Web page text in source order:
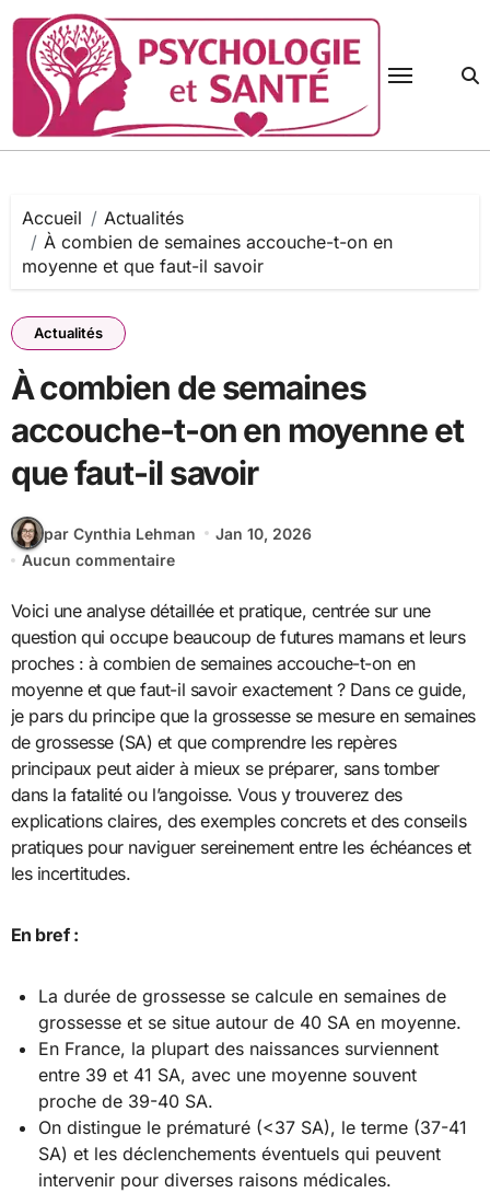
contenu
Accueil
Actualités
À combien de semaines accouche-t-on en
moyenne et que faut-il savoir
Actualités
À combien de semaines
accouche-t-on en moyenne et
que faut-il savoir
par Cynthia Lehman
Jan 10, 2026
Aucun commentaire
Voici une analyse détaillée et pratique, centrée sur une
question qui occupe beaucoup de futures mamans et leurs
proches : à combien de semaines accouche-t-on en
moyenne et que faut-il savoir exactement ? Dans ce guide,
je pars du principe que la grossesse se mesure en semaines
de grossesse (SA) et que comprendre les repères
principaux peut aider à mieux se préparer, sans tomber
dans la fatalité ou l’angoisse. Vous y trouverez des
explications claires, des exemples concrets et des conseils
pratiques pour naviguer sereinement entre les échéances et
les incertitudes.
En bref :
La durée de grossesse se calcule en semaines de
grossesse et se situe autour de 40 SA en moyenne.
En France, la plupart des naissances surviennent
entre 39 et 41 SA, avec une moyenne souvent
proche de 39-40 SA.
On distingue le prématuré (<37 SA), le terme (37-41
SA) et les déclenchements éventuels qui peuvent
intervenir pour diverses raisons médicales.